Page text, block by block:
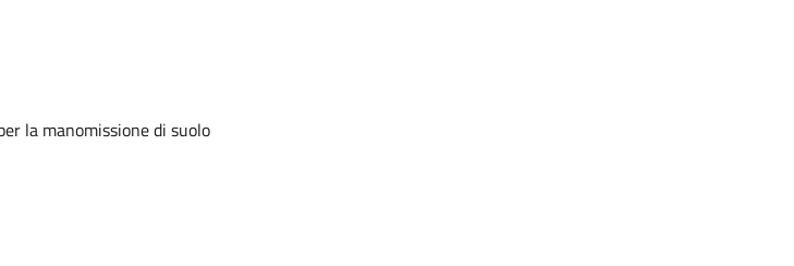
la manomissione di suolo